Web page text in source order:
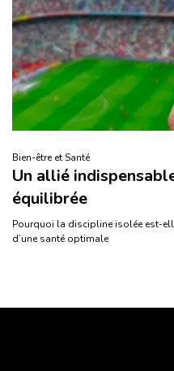
Bien-être et Santé
Un allié
équilibrée
Pourquoi la discipline isolée est-
d’une santé optimale